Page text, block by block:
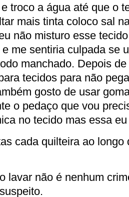
troco a água até que o
mais tinta coloco sal
não misturo esse
me sentiria culpada se
manchado. Depois
tecidos para não
gosto de usar
o pedaço que vou
no tecido mas essa
cada quilteira ao longo
lavar não é nenhum